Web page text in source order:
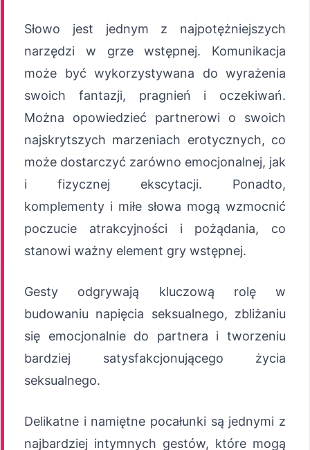
Słowo jest jednym z najpotężniejszych
narzędzi w grze wstępnej. Komunikacja
może być wykorzystywana do wyrażenia
swoich fantazji, pragnień i oczekiwań.
Można opowiedzieć partnerowi o swoich
najskrytszych marzeniach erotycznych, co
może dostarczyć zarówno emocjonalnej, jak
i fizycznej ekscytacji. Ponadto,
komplementy i miłe słowa mogą wzmocnić
poczucie atrakcyjności i pożądania, co
stanowi ważny element gry wstępnej.
Gesty odgrywają kluczową rolę w
budowaniu napięcia seksualnego, zbliżaniu
się emocjonalnie do partnera i tworzeniu
bardziej satysfakcjonującego życia
seksualnego.
Delikatne i namiętne pocałunki są jednymi z
najbardziej intymnych gestów, które mogą